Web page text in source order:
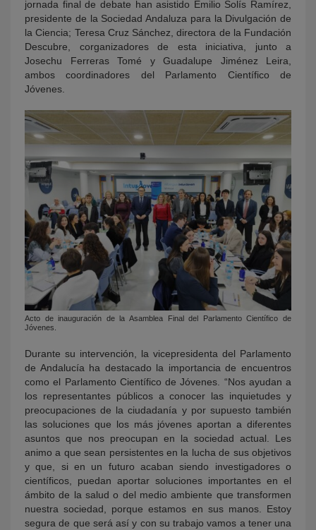
jornada final de debate han asistido Emilio Solís Ramírez,
presidente de la Sociedad Andaluza para la Divulgación de
la Ciencia; Teresa Cruz Sánchez, directora de la Fundación
Descubre, corganizadores de esta iniciativa, junto a
Josechu Ferreras Tomé y Guadalupe Jiménez Leira,
ambos coordinadores del Parlamento Científico de
Jóvenes.
Acto de inauguración de la Asamblea Final del Parlamento Científico de
Jóvenes.
Durante su intervención, la vicepresidenta del Parlamento
de Andalucía ha destacado la importancia de encuentros
como el Parlamento Científico de Jóvenes. “Nos ayudan a
los representantes públicos a conocer las inquietudes y
preocupaciones de la ciudadanía y por supuesto también
las soluciones que los más jóvenes aportan a diferentes
asuntos que nos preocupan en la sociedad actual. Les
animo a que sean persistentes en la lucha de sus objetivos
y que, si en un futuro acaban siendo investigadores o
científicos, puedan aportar soluciones importantes en el
ámbito de la salud o del medio ambiente que transformen
nuestra sociedad, porque estamos en sus manos. Estoy
segura de que será así y con su trabajo vamos a tener una